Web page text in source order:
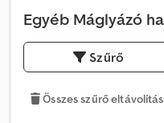
Egyéb Máglyázó
Szűrő
Összes szűrő